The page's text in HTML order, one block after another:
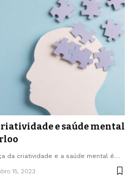
e saúde mental
da criatividade e a saúde mental é…
15, 2023